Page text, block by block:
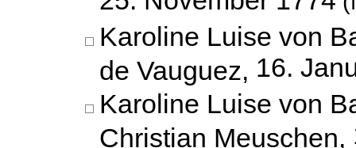
Karoline Luise von
de Vauguez, 16.
Karoline Luise von
Christian Meuschen,